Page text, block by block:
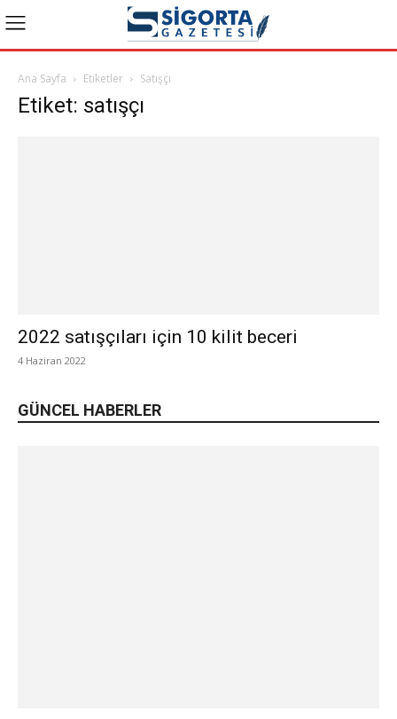
Ana Sayfa Etiketler Satışçı
Etiket: satışçı
2022 satışçıları için 10 kilit beceri
4 Haziran 2022
GÜNCEL HABERLER